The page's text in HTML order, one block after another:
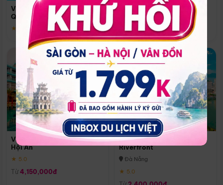
Vinpearl Resort & Spa Phu
Quoc
★ 5.0
Quoc
Phú Quốc
★ 5.0
Vinpearl Resort & Golf Nam
Hội An
★ 5.0
Từ 4,150,000đ
Melia Vinpearl Danang
Riverfront
Đà Nẵng
★ 5.0